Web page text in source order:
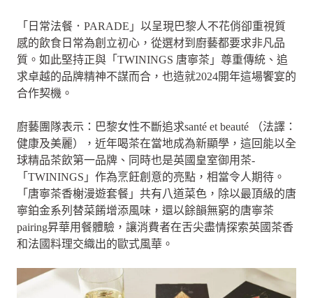
「日常法餐．PARADE」以呈現巴黎人不花俏卻重視質
感的飲食日常為創立初心，從選材到廚藝都要求非凡品
質。如此堅持正與「TWININGS 唐寧茶」尊重傳統、追
求卓越的品牌精神不謀而合，也造就2024開年這場饗宴的
合作契機。
廚藝團隊表示：巴黎女性不斷追求santé et beauté （法譯：
健康及美麗），近年喝茶在當地成為新顯學，這回能以全
球精品茶飲第一品牌、同時也是英國皇室御用茶-
「TWININGS」作為烹飪創意的亮點，相當令人期待。
「唐寧茶香榭漫遊套餐」共有八道菜色，除以最頂級的唐
寧鉑金系列替菜餚增添風味，還以餘韻無窮的唐寧茶
pairing昇華用餐體驗，讓消費者在舌尖盡情探索英國茶香
和法國料理交織出的歐式風華。